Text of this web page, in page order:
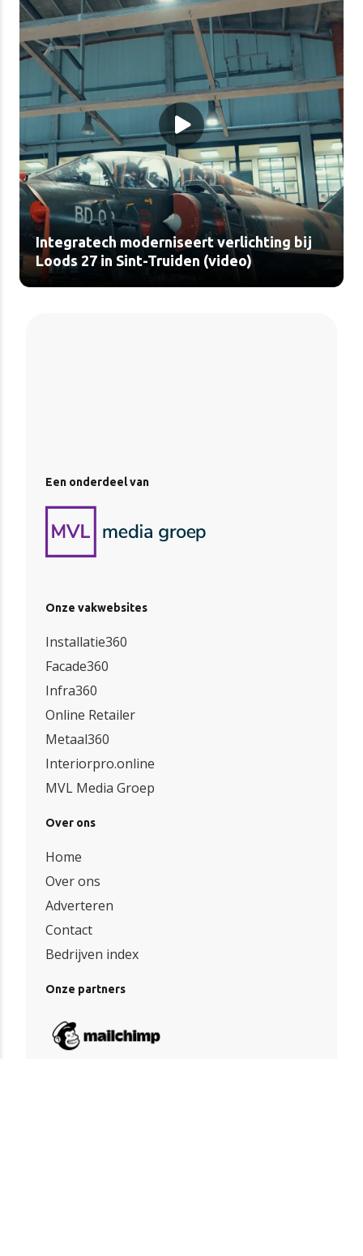
Integratech moderniseert verlichting bij
Loods 27 in Sint-Truiden (video)
Een onderdeel van
Onze vakwebsites
Installatie360
Facade360
Infra360
Online Retailer
Metaal360
Interiorpro.online
MVL Media Groep
Over ons
Home
Over ons
Adverteren
Contact
Bedrijven index
Onze partners